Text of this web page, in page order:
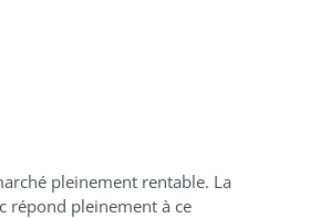
pleinement rentable. La
répond pleinement à ce